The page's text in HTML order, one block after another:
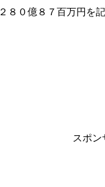
０億８７百万円を
スポン